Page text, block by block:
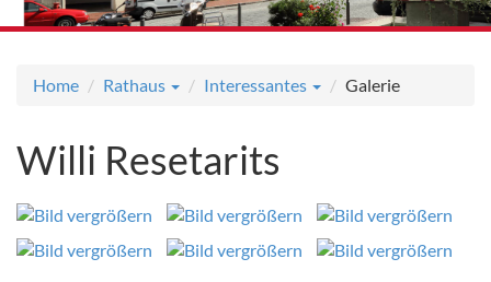
Home Rathaus Interessantes Galerie
Willi Resetarits